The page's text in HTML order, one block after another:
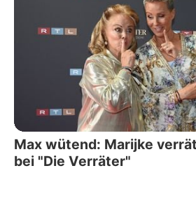
Max wütend: Marijke
bei "Die Verräter"